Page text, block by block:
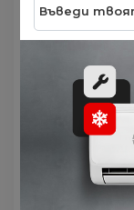
Функция
Може да бъде
лятото, така
което го
използване.
Тиха